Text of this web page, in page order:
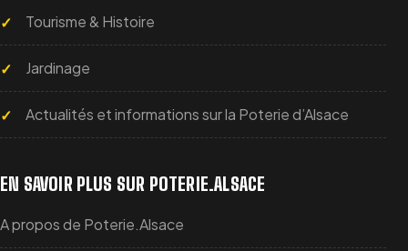
Tourisme & Histoire
Jardinage
Actualités et informations sur la Poterie d’Alsace
EN SAVOIR PLUS SUR POTERIE.ALSACE
A propos de Poterie.Alsace